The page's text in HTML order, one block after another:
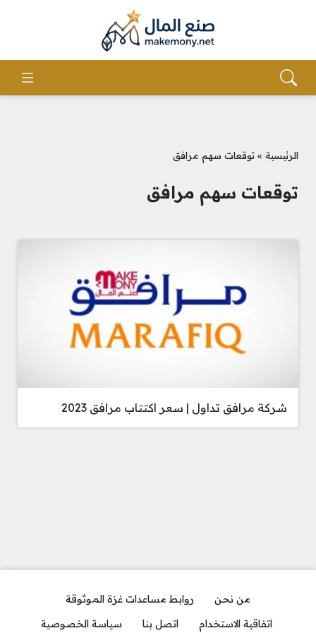
الرئيسية » توقعات سهم مرافق
توقعات سهم مرافق
شركة مرافق تداول | سعر اكتتاب مرافق 2023
من نحن
روابط مساعدات غزة الموثوقة
اتفاقية الاستخدام
اتصل بنا سياسة الخصوصية